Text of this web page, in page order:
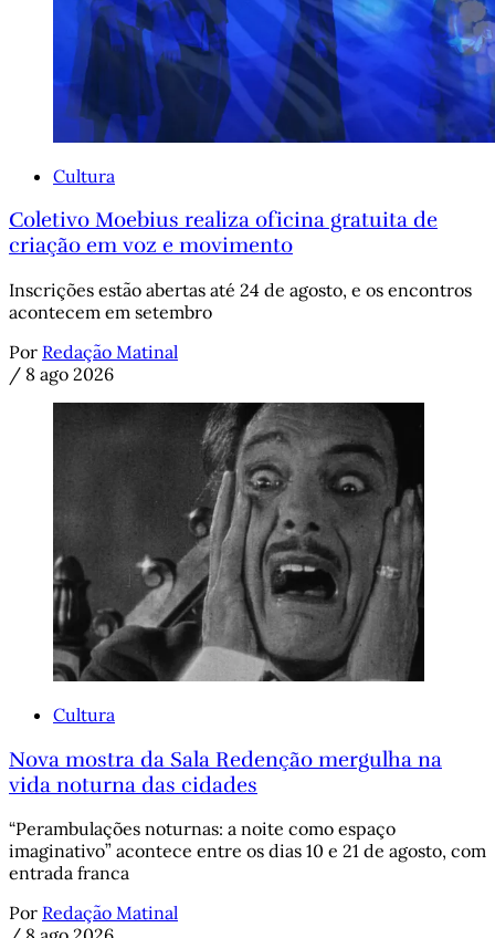
Cultura
Coletivo Moebius realiza oficina gratuita de
criação em voz e movimento
Inscrições estão abertas até 24 de agosto, e os encontros
acontecem em setembro
Por Redação Matinal
/ 8 ago 2026
Cultura
Nova mostra da Sala Redenção mergulha na
vida noturna das cidades
“Perambulações noturnas: a noite como espaço
imaginativo” acontece entre os dias 10 e 21 de agosto, com
entrada franca
Por Redação Matinal